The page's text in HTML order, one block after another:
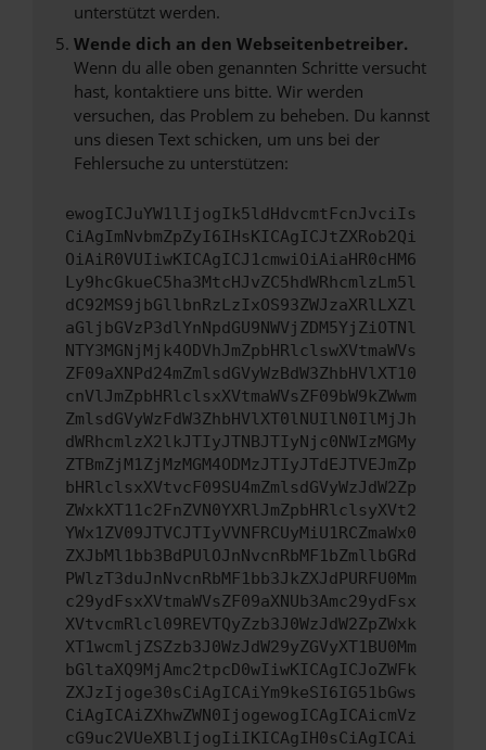
unterstützt werden.
Wende dich an den Webseitenbetreiber.
Wenn du alle oben genannten Schritte versucht
hast, kontaktiere uns bitte. Wir werden
versuchen, das Problem zu beheben. Du kannst
uns diesen Text schicken, um uns bei der
Fehlersuche zu unterstützen:
ewogICJuYW1lIjogIk5ldHdvcmtFcnJvciIs
CiAgImNvbmZpZyI6IHsKICAgICJtZXRob2Qi
OiAiR0VUIiwKICAgICJ1cmwiOiAiaHR0cHM6
Ly9hcGkueC5ha3MtcHJvZC5hdWRhcmlzLm5l
dC92MS9jbGllbnRzLzIxOS93ZWJzaXRlLXZl
aGljbGVzP3dlYnNpdGU9NWVjZDM5YjZiOTNl
NTY3MGNjMjk4ODVhJmZpbHRlclswXVtmaWVs
ZF09aXNPd24mZmlsdGVyWzBdW3ZhbHVlXT10
cnVlJmZpbHRlclsxXVtmaWVsZF09bW9kZWwm
ZmlsdGVyWzFdW3ZhbHVlXT0lNUIlN0IlMjJh
dWRhcmlzX2lkJTIyJTNBJTIyNjc0NWIzMGMy
ZTBmZjM1ZjMzMGM4ODMzJTIyJTdEJTVEJmZp
bHRlclsxXVtvcF09SU4mZmlsdGVyWzJdW2Zp
ZWxkXT11c2FnZVN0YXRlJmZpbHRlclsyXVt2
YWx1ZV09JTVCJTIyVVNFRCUyMiU1RCZmaWx0
ZXJbMl1bb3BdPUlOJnNvcnRbMF1bZmllbGRd
PWlzT3duJnNvcnRbMF1bb3JkZXJdPURFU0Mm
c29ydFsxXVtmaWVsZF09aXNUb3Amc29ydFsx
XVtvcmRlcl09REVTQyZzb3J0WzJdW2ZpZWxk
XT1wcmljZSZzb3J0WzJdW29yZGVyXT1BU0Mm
bGltaXQ9MjAmc2tpcD0wIiwKICAgICJoZWFk
ZXJzIjoge30sCiAgICAiYm9keSI6IG51bGws
CiAgICAiZXhwZWN0IjogewogICAgICAicmVz
cG9uc2VUeXBlIjogIiIKICAgIH0sCiAgICAi